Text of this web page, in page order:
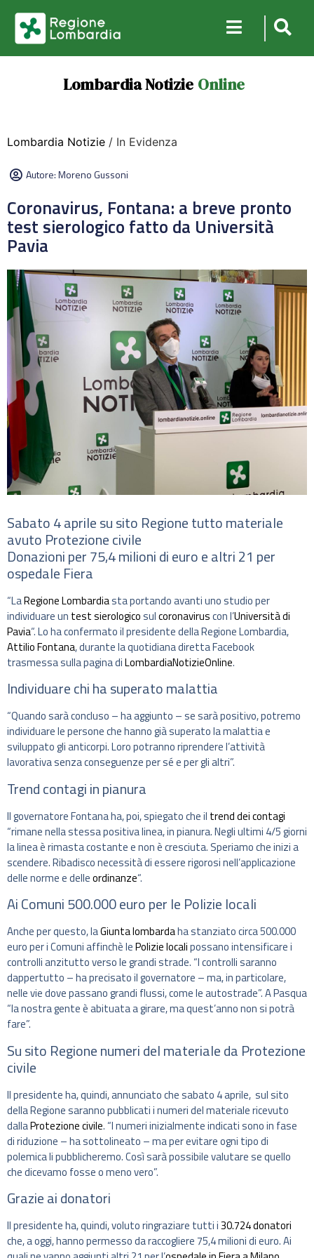
Lombardia Notizie Online
Lombardia Notizie / In Evidenza
Autore:Moreno Gussoni
Coronavirus, Fontana: a breve pronto
test sierologico fatto da Università
Pavia
Sabato 4 aprile su sito Regione tutto materiale
avuto Protezione civile
Donazioni per 75,4 milioni di euro e altri 21 per
ospedale Fiera
“LaRegione Lombardiasta portando avanti uno studio per
individuare un test sierologicosulcoronaviruscon l’Università di
Pavia“. Lo ha confermato il presidente della Regione Lombardia,
Attilio Fontana, durante la quotidiana diretta Facebook
trasmessa sulla pagina diLombardiaNotizieOnline.
Individuare chi ha superato malattia
“Quando sarà concluso – ha aggiunto – se sarà positivo, potremo
individuare le persone che hanno già superato la malattia e
sviluppato gli anticorpi. Loro potranno riprendere l’attività
lavorativa senza conseguenze per sé e per gli altri”.
Trend contagi in pianura
Il governatore Fontana ha, poi, spiegato che il trend dei contagi
“rimane nella stessa positiva linea, in pianura. Negli ultimi 4/5 giorni
la linea è rimasta costante e non è cresciuta. Speriamo che inizi a
scendere. Ribadisco necessità di essere rigorosi nell’applicazione
delle norme e delleordinanze“.
Ai Comuni 500.000 euro per le Polizie locali
Anche per questo, laGiunta lombardaha stanziato circa 500.000
euro per i Comuni affinchè lePolizie localipossano intensificare i
controlli anzitutto verso le grandi strade. “I controlli saranno
dappertutto – ha precisato il governatore – ma, in particolare,
nelle vie dove passano grandi flussi, come le autostrade”. A Pasqua
“la nostra gente è abituata a girare, ma quest’anno non si potrà
fare”.
Su sito Regione numeri del materiale da Protezione
civile
Il presidente ha, quindi, annunciato che sabato 4 aprile, sul sito
della Regione saranno pubblicati i numeri del materiale ricevuto
dallaProtezione civile. “I numeri inizialmente indicati sono in fase
di riduzione – ha sottolineato – ma per evitare ogni tipo di
polemica li pubblicheremo. Così sarà possibile valutare se quello
che dicevamo fosse o meno vero”.
Grazie ai donatori
Il presidente ha, quindi, voluto ringraziare tutti i30.724 donatori
che, a oggi, hanno permesso da raccogliere 75,4 milioni di euro. Ai